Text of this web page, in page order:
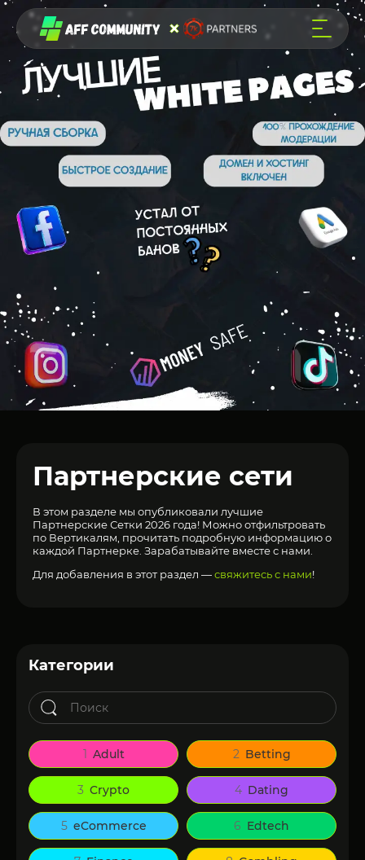
Партнерские сети
В этом разделе мы опубликовали лучшие
Партнерские Сетки 2026 года! Можно отфильтровать
по Вертикалям, прочитать подробную информацию о
каждой Партнерке. Зарабатывайте вместе с нами.
Для добавления в этот раздел —свяжитесь с нами!
Категории
1 Adult 2 Betting
3 Crypto 4 Dating
5 eCommerce 6 Edtech